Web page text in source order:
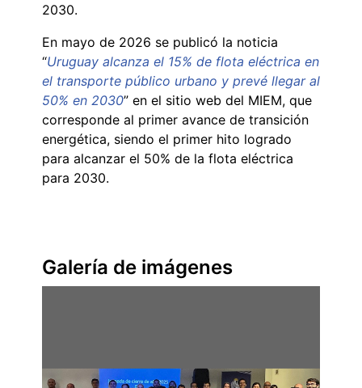
2030.
En mayo de 2026 se publicó la noticia
“Uruguay alcanza el 15% de flota eléctrica en
el transporte público urbano y prevé llegar al
50% en 2030” en el sitio web del MIEM, que
corresponde al primer avance de transición
energética, siendo el primer hito logrado
para alcanzar el 50% de la flota eléctrica
para 2030.
Galería de imágenes